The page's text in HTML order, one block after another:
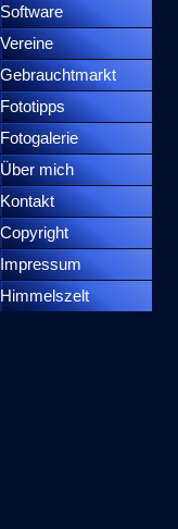
Software
Vereine
Gebrauchtmarkt
Fototipps
Fotogalerie
Über mich
Kontakt
Copyright
Impressum
Himmelszelt